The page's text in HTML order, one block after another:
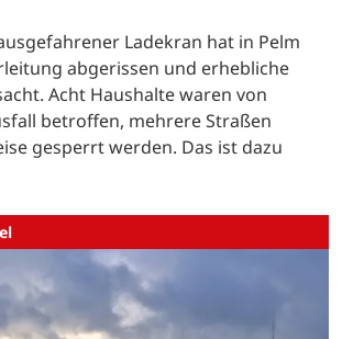
Ladekran hat in Pelm
abgerissen und erhebliche
Acht Haushalte waren von
betroffen, mehrere Straßen
gesperrt werden. Das ist dazu